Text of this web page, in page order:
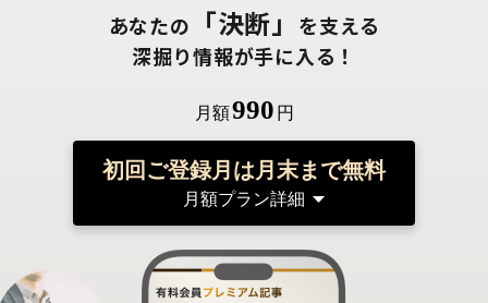
あなたの 「決断」
を支える
深掘り情報が手に入る！
月額990 円
初回ご登録月は月末まで無料
月額プラン詳細